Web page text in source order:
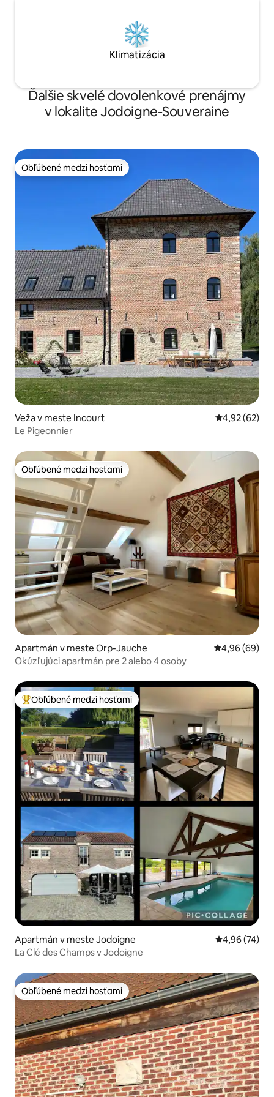
Klimatizácia
Ďalšie skvelé dovolenkové prenájmy
v lokalite Jodoigne-Souveraine
Obľúbené medzi hosťami
Obľúbené medzi hosťami
Veža v meste Incourt Priemerné
4,92 (62)
Le Pigeonnier
Obľúbené medzi hosťami
Obľúbené medzi hosťami
Apartmán v meste Orp-Jauche Priemerné
4,96 (69)
Okúzľujúci apartmán pre 2 alebo 4 osoby
Najobľúbenejšie medzi hosťami
Obľúbené medzi hosťami
Apartmán v meste Jodoigne Priemerné
4,96 (74)
La Clé des Champs v Jodoigne
Obľúbené medzi hosťami
Obľúbené medzi hosťami